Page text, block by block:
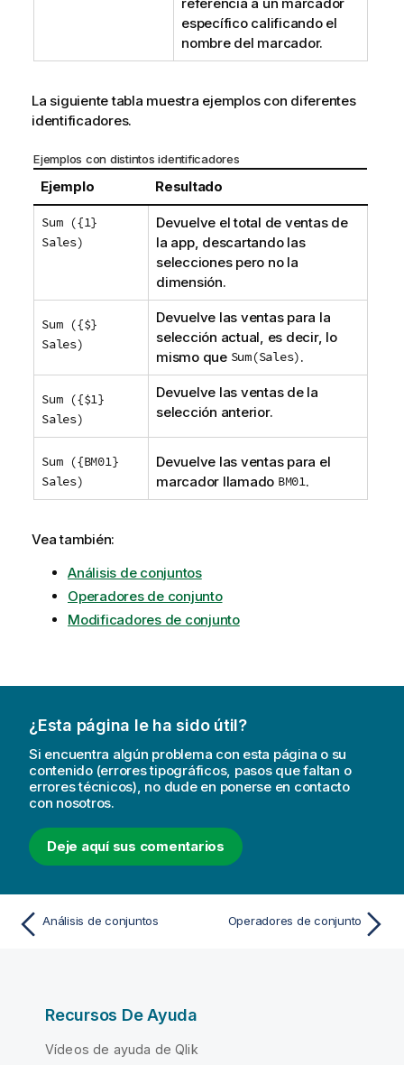
específico calificando el
nombre del marcador.
La siguiente tabla muestra ejemplos con diferentes
identificadores.
Ejemplos con distintos identificadores
Ejemplo Resultado
Sum ({1}
Sales)
Devuelve el total de ventas de
la app, descartando las
selecciones pero no la
dimensión.
Sum ({$}
Sales)
Devuelve las ventas para la
selección actual, es decir, lo
mismo que Sum(Sales).
Sum ({$1}
Sales)
Devuelve las ventas de la
selección anterior.
Sum ({BM01}
Sales)
Devuelve las ventas para el
marcador llamado BM01.
Vea también:
Análisis de conjuntos
Operadores de conjunto
Modificadores de conjunto
¿Esta página le ha sido útil?
Si encuentra algún problema con esta página o su
contenido (errores tipográficos, pasos que faltan o
errores técnicos), no dude en ponerse en contacto
con nosotros.
Deje aquí sus comentarios
Análisis de conjuntos Operadores de conjunto
Recursos De Ayuda
Vídeos de ayuda de Qlik